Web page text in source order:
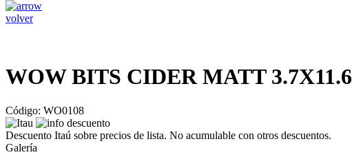
volver
WOW BITS CIDER MATT 3.7X11.6
Código: WO0108
Descuento Itaú sobre precios de lista. No acumulable con otros descuentos.
Galería